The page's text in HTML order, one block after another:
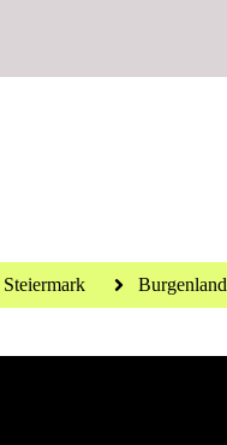
Steiermark Burgenland